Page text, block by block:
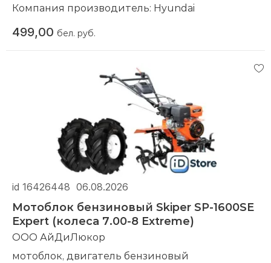
Компания производитель: Hyundai
499,00 бел. руб.
id 16426448 06.08.2026
Мотоблок бензиновый Skiper SP-1600SE
Expert (колеса 7.00-8 Extreme)
ООО АйДиЛюкор
мотоблок, двигатель бензиновый